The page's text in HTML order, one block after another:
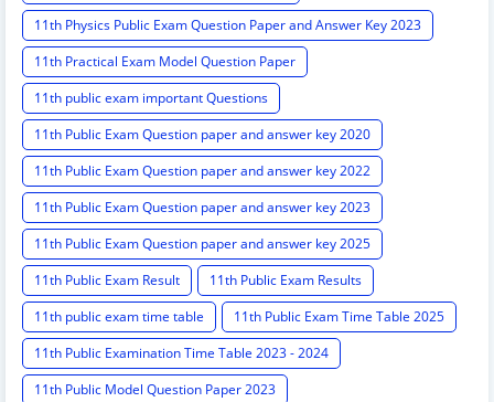
11th Physics Public Exam Question Paper and Answer Key 2023
11th Practical Exam Model Question Paper
11th public exam important Questions
11th Public Exam Question paper and answer key 2020
11th Public Exam Question paper and answer key 2022
11th Public Exam Question paper and answer key 2023
11th Public Exam Question paper and answer key 2025
11th Public Exam Result
11th Public Exam Results
11th public exam time table
11th Public Exam Time Table 2025
11th Public Examination Time Table 2023 - 2024
11th Public Model Question Paper 2023